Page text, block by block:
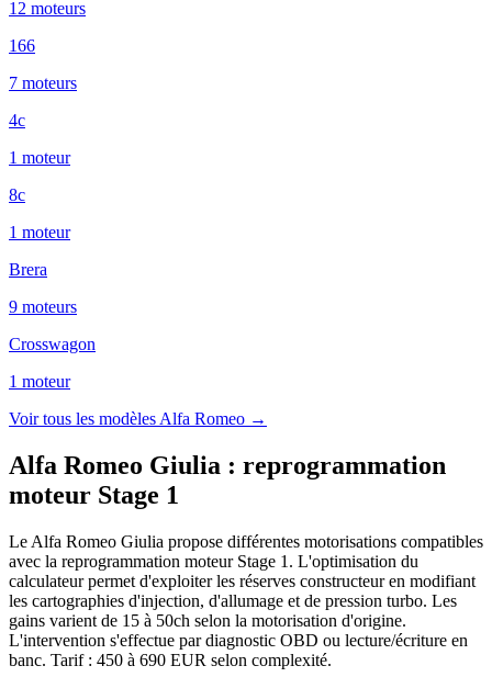
12 moteurs
166
7 moteurs
4c
1 moteur
8c
1 moteur
Brera
9 moteurs
Crosswagon
1 moteur
Voir tous les modèles Alfa Romeo →
Alfa Romeo Giulia : reprogrammation
moteur Stage 1
Le Alfa Romeo Giulia propose différentes motorisations compatibles
avec la reprogrammation moteur Stage 1. L'optimisation du
calculateur permet d'exploiter les réserves constructeur en modifiant
les cartographies d'injection, d'allumage et de pression turbo. Les
gains varient de 15 à 50ch selon la motorisation d'origine.
L'intervention s'effectue par diagnostic OBD ou lecture/écriture en
banc. Tarif : 450 à 690 EUR selon complexité.